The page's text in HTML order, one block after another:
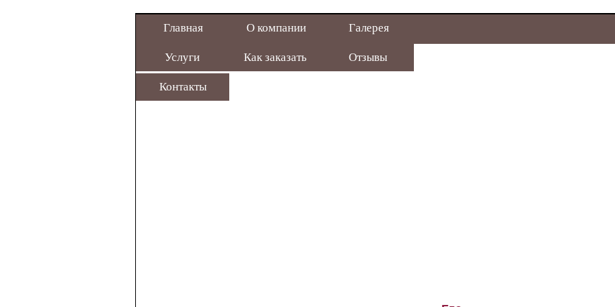
Главная О компании Галерея
Услуги Как заказать Отзывы
Контакты